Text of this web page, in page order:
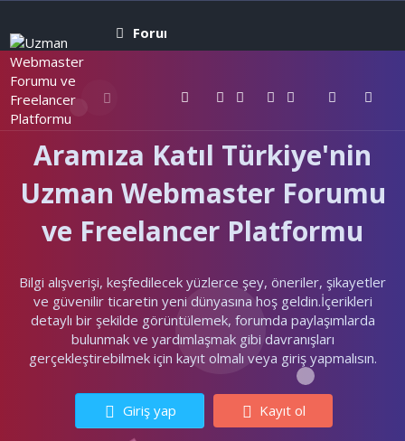
Forumlar
Aramıza Katıl Türkiye'nin
Uzman Webmaster Forumu
ve Freelancer Platformu
Bilgi alışverişi, keşfedilecek yüzlerce şey, öneriler, şikayetler
ve güvenilir ticaretin yeni dünyasına hoş geldin.İçerikleri
detaylı bir şekilde görüntülemek, forumda paylaşımlarda
bulunmak ve yardımlaşmak gibi davranışları
gerçekleştirebilmek için kayıt olmalı veya giriş yapmalısın.
Giriş yap Kayıt ol